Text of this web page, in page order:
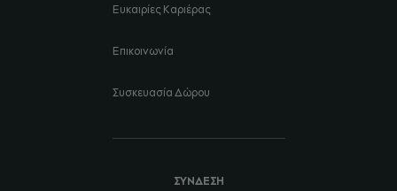
Ευκαιρίες Καριέρας
Επικοινωνία
Συσκευασία Δώρου
ΣΥΝΔΕΣΗ